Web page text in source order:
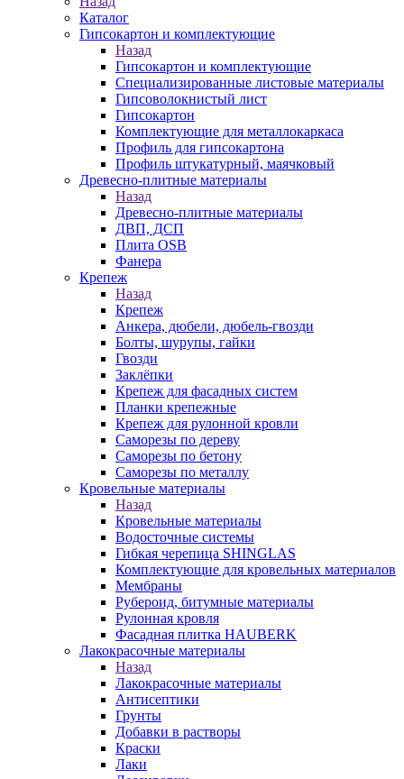
Каталог
Гипсокартон и комплектующие
Назад
Гипсокартон и комплектующие
Специализированные листовые материалы
Гипсоволокнистый лист
Гипсокартон
Комплектующие для металлокаркаса
Профиль для гипсокартона
Профиль штукатурный, маячковый
Древесно-плитные материалы
Назад
Древесно-плитные материалы
ДВП, ДСП
Плита OSB
Фанера
Крепеж
Назад
Крепеж
Анкера, дюбели, дюбель-гвозди
Болты, шурупы, гайки
Гвозди
Заклёпки
Крепеж для фасадных систем
Планки крепежные
Крепеж для рулонной кровли
Саморезы по дереву
Саморезы по бетону
Саморезы по металлу
Кровельные материалы
Назад
Кровельные материалы
Водосточные системы
Гибкая черепица SHINGLAS
Комплектующие для кровельных материалов
Мембраны
Рубероид, битумные материалы
Рулонная кровля
Фасадная плитка HAUBERK
Лакокрасочные материалы
Назад
Лакокрасочные материалы
Антисептики
Грунты
Добавки в растворы
Краски
Лаки